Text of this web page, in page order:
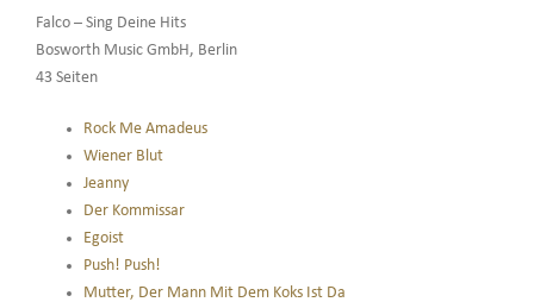
Falco – Sing Deine Hits
Bosworth Music GmbH, Berlin
43 Seiten
Rock Me Amadeus
Wiener Blut
Jeanny
Der Kommissar
Egoist
Push! Push!
Mutter, Der Mann Mit Dem Koks Ist Da